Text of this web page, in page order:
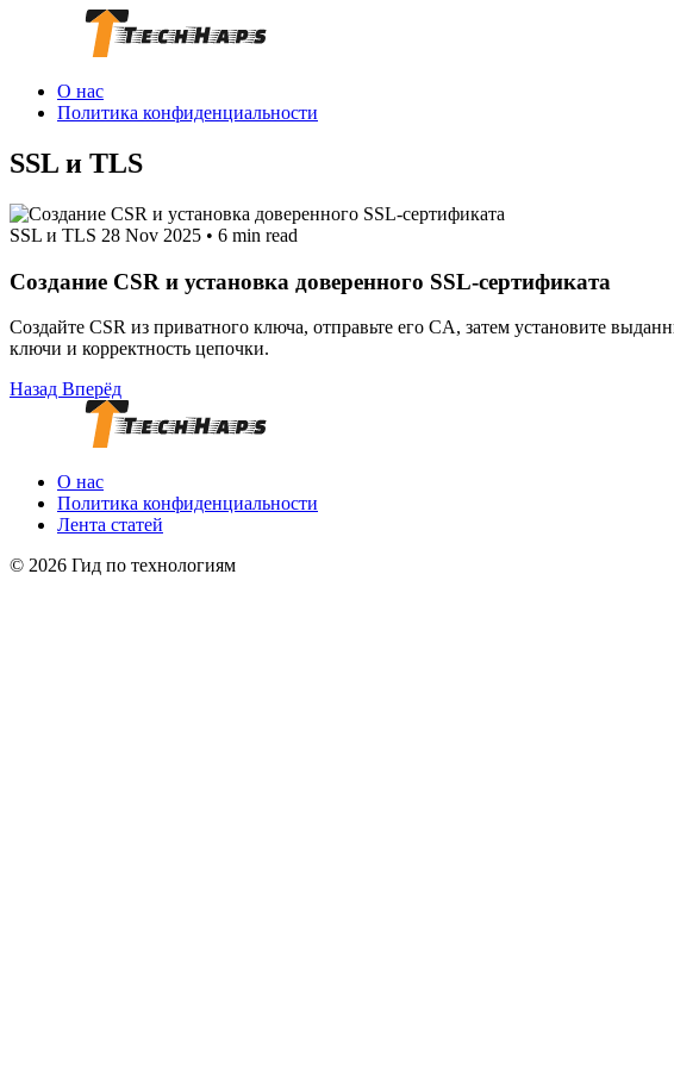
О нас
Политика конфиденциальности
SSL и TLS
SSL и TLS 28 Nov 2025 • 6 min read
Создание CSR и установка доверенного SSL-сертификата
Создайте CSR из приватного ключа, отправьте его CA, затем установите
ключи и корректность цепочки.
Назад Вперёд
О нас
Политика конфиденциальности
Лента статей
© 2026 Гид по технологиям